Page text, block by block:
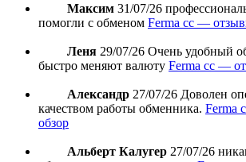
Максим 31/07/26
помогли с обменом Ferma cc —
Леня 29/07/26 Очень удобный
быстро меняют валюту Ferma cc —
Александр 27/07/26 Доволен
качеством работы обменника. Ferma
обзор
Альберт Калугер 27/07/26